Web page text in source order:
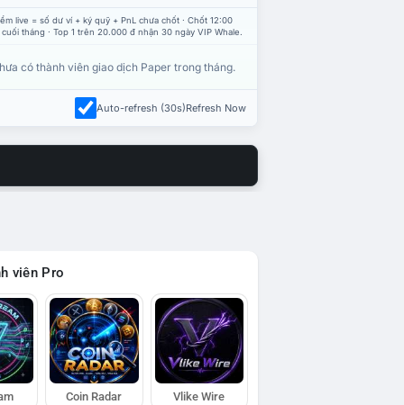
live = số dư ví + ký quỹ + PnL chưa chốt · Chốt 12:00
tháng · Top 1 trên 20.000 đ nhận 30 ngày VIP Whale.
có thành viên giao dịch Paper trong tháng.
Auto-refresh (30s)Refresh Now
viên Pro
Coin Radar Vlike Wire